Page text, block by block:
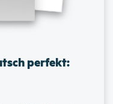
perfekt: